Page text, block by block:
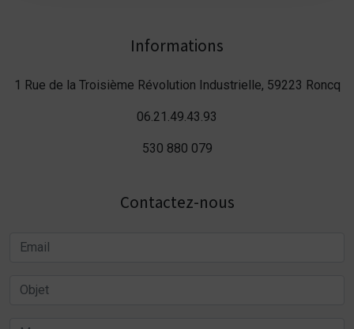
Informations
1 Rue de la Troisième Révolution Industrielle, 59223 Roncq
06.21.49.43.93
530 880 079
Contactez-nous